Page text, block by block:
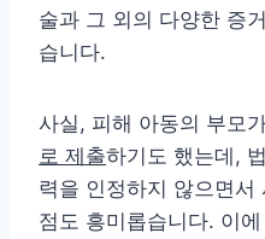
술과 그 외의 다양한 증
습니다.
사실, 피해 아동의 부모
로 제출하기도 했는데,
력을 인정하지 않으면
점도 흥미롭습니다. 이에